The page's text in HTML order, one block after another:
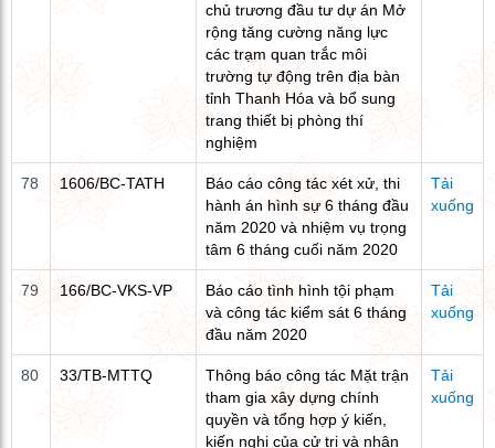
chủ trương đầu tư dự án Mở
rộng tăng cường năng lực
các trạm quan trắc môi
trường tự động trên địa bàn
tỉnh Thanh Hóa và bổ sung
trang thiết bị phòng thí
nghiệm
78 1606/BC-TATH
Báo cáo công tác xét xử, thi
hành án hình sự 6 tháng đầu
năm 2020 và nhiệm vụ trọng
tâm 6 tháng cuối năm 2020
Tải
xuống
79 166/BC-VKS-VP
Báo cáo tình hình tội phạm
và công tác kiểm sát 6 tháng
đầu năm 2020
Tải
xuống
80 33/TB-MTTQ
Thông báo công tác Mặt trận
tham gia xây dựng chính
quyền và tổng hợp ý kiến,
kiến nghị của cử tri và nhân
Tải
xuống